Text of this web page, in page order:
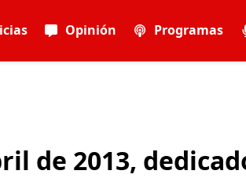
Opinión Programas
de 2013,